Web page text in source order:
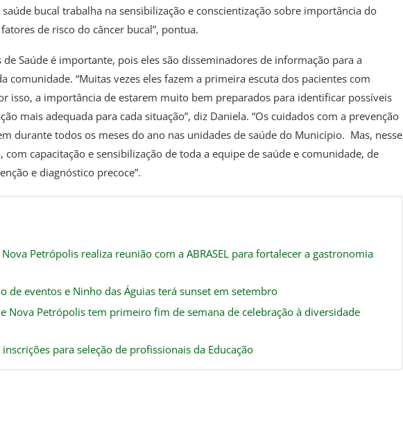
bucal trabalha na sensibilização e conscientização sobre importância do
de risco do câncer bucal”, pontua.
Saúde é importante, pois eles são disseminadores de informação para a
“Muitas vezes eles fazem a primeira escuta dos pacientes com
isso, a importância de estarem muito bem preparados para identificar possíveis
mais adequada para cada situação”, diz Daniela. “Os cuidados com a prevenção
durante todos os meses do ano nas unidades de saúde do Município. Mas, nesse
capacitação e sensibilização de toda a equipe de saúde e comunidade, de
e diagnóstico precoce”.
Petrópolis realiza reunião com a ABRASEL para fortalecer a gastronomia
de eventos e Ninho das Águias terá sunset em setembro
Nova Petrópolis tem primeiro fim de semana de celebração à diversidade
para seleção de profissionais da Educação